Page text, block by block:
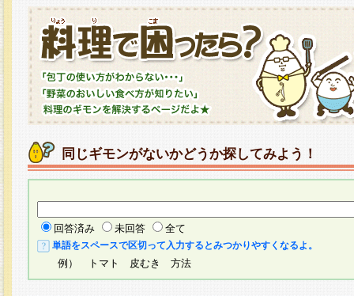
同じギモンがないかどうか探してみよう！
回答済み 未回答 全て
単語をスペースで区切って入力するとみつかりやすくなるよ。
例） トマト 皮むき 方法